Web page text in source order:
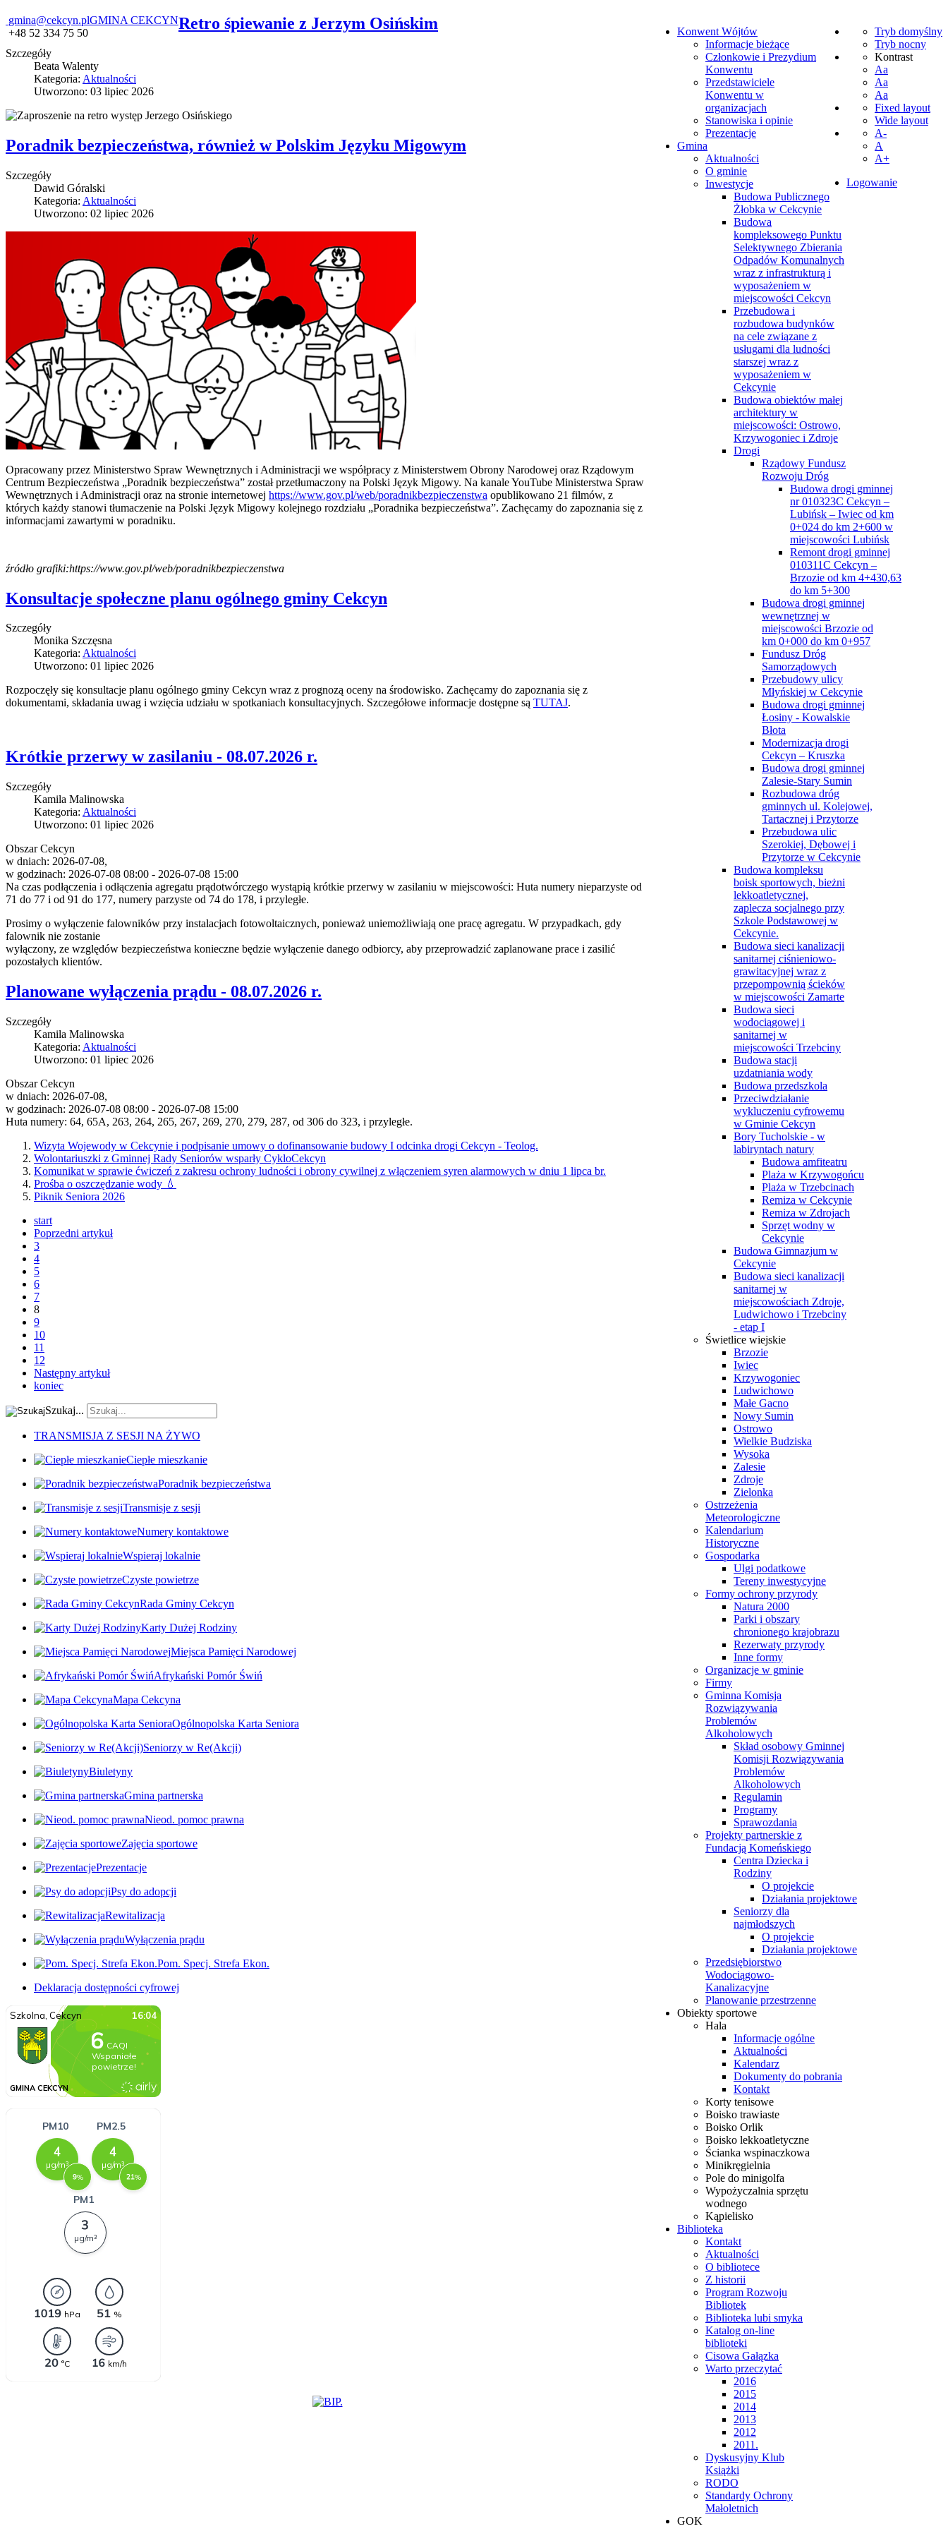
gmina@cekcyn.pl
+48 52 334 75 50
Tryb domyślny
Tryb nocny
Kontrast
Aa
Aa
Aa
Fixed layout
Wide layout
A-
A
A+
Logowanie
GMINA CEKCYN
Konwent Wójtów
Informacje bieżące
Członkowie i Prezydium
Konwentu
Przedstawiciele
Konwentu w
organizacjach
Stanowiska i opinie
Prezentacje
Gmina
Aktualności
O gminie
Inwestycje
Budowa Publicznego
Żłobka w Cekcynie
Budowa
kompleksowego Punktu
Selektywnego Zbierania
Odpadów Komunalnych
wraz z infrastrukturą i
wyposażeniem w
miejscowości Cekcyn
Przebudowa i
rozbudowa budynków
na cele związane z
usługami dla ludności
starszej wraz z
wyposażeniem w
Cekcynie
Budowa obiektów małej
architektury w
miejscowości: Ostrowo,
Krzywogoniec i Zdroje
Drogi
Rządowy Fundusz
Rozwoju Dróg
Budowa drogi gminnej
nr 010323C Cekcyn –
Lubińsk – Iwiec od km
0+024 do km 2+600 w
miejscowości Lubińsk
Remont drogi gminnej
010311C Cekcyn –
Brzozie od km 4+430,63
do km 5+300
Budowa drogi gminnej
wewnętrznej w
miejscowości Brzozie od
km 0+000 do km 0+957
Fundusz Dróg
Samorządowych
Przebudowy ulicy
Młyńskiej w Cekcynie
Budowa drogi gminnej
Łosiny - Kowalskie
Błota
Modernizacja drogi
Cekcyn – Kruszka
Budowa drogi gminnej
Zalesie-Stary Sumin
Rozbudowa dróg
gminnych ul. Kolejowej,
Tartacznej i Przytorze
Przebudowa ulic
Szerokiej, Dębowej i
Przytorze w Cekcynie
Budowa kompleksu
boisk sportowych, bieżni
lekkoatletycznej,
zaplecza socjalnego przy
Szkole Podstawowej w
Cekcynie.
Budowa sieci kanalizacji
sanitarnej ciśnieniowo-
grawitacyjnej wraz z
przepompownią ścieków
w miejscowości Zamarte
Budowa sieci
wodociągowej i
sanitarnej w
miejscowości Trzebciny
Budowa stacji
uzdatniania wody
Budowa przedszkola
Przeciwdziałanie
wykluczeniu cyfrowemu
w Gminie Cekcyn
Bory Tucholskie - w
labiryntach natury
Budowa amfiteatru
Plaża w Krzywogońcu
Plaża w Trzebcinach
Remiza w Cekcynie
Remiza w Zdrojach
Sprzęt wodny w
Cekcynie
Budowa Gimnazjum w
Cekcynie
Budowa sieci kanalizacji
sanitarnej w
miejscowościach Zdroje,
Ludwichowo i Trzebciny
- etap I
Świetlice wiejskie
Brzozie
Iwiec
Krzywogoniec
Ludwichowo
Małe Gacno
Nowy Sumin
Ostrowo
Wielkie Budziska
Wysoka
Zalesie
Zdroje
Zielonka
Ostrzeżenia
Meteorologiczne
Kalendarium
Historyczne
Gospodarka
Ulgi podatkowe
Tereny inwestycyjne
Formy ochrony przyrody
Natura 2000
Parki i obszary
chronionego krajobrazu
Rezerwaty przyrody
Inne formy
Organizacje w gminie
Firmy
Gminna Komisja
Rozwiązywania
Problemów
Alkoholowych
Skład osobowy Gminnej
Komisji Rozwiązywania
Problemów
Alkoholowych
Regulamin
Programy
Sprawozdania
Projekty partnerskie z
Fundacją Komeńskiego
Centra Dziecka i
Rodziny
O projekcie
Działania projektowe
Seniorzy dla
najmłodszych
O projekcie
Działania projektowe
Przedsiębiorstwo
Wodociągowo-
Kanalizacyjne
Planowanie przestrzenne
Obiekty sportowe
Hala
Informacje ogólne
Aktualności
Kalendarz
Dokumenty do pobrania
Kontakt
Korty tenisowe
Boisko trawiaste
Boisko Orlik
Boisko lekkoatletyczne
Ścianka wspinaczkowa
Minikręgielnia
Pole do minigolfa
Wypożyczalnia sprzętu
wodnego
Kąpielisko
Biblioteka
Kontakt
Aktualności
O bibliotece
Z historii
Program Rozwoju
Bibliotek
Biblioteka lubi smyka
Katalog on-line
biblioteki
Cisowa Gałązka
Warto przeczytać
2016
2015
2014
2013
2012
2011.
Dyskusyjny Klub
Książki
RODO
Standardy Ochrony
Małoletnich
GOK
Retro śpiewanie z Jerzym Osińskim
Szczegóły
Beata Walenty
Kategoria: Aktualności
Utworzono: 03 lipiec 2026
Poradnik bezpieczeństwa, również w Polskim Języku Migowym
Szczegóły
Dawid Góralski
Kategoria: Aktualności
Utworzono: 02 lipiec 2026
Opracowany przez Ministerstwo Spraw Wewnętrznych i Administracji we współpracy z Ministerstwem Obrony Narodowej oraz Rządowym
Centrum Bezpieczeństwa „Poradnik bezpieczeństwa” został przetłumaczony na Polski Język Migowy. Na kanale YouTube Ministerstwa Spraw
Wewnętrznych i Administracji oraz na stronie internetowej https://www.gov.pl/web/poradnikbezpieczenstwa opublikowano 21 filmów, z
których każdy stanowi tłumaczenie na Polski Język Migowy kolejnego rozdziału „Poradnika bezpieczeństwa”. Zachęcamy do zapoznania się z
informacjami zawartymi w poradniku.
źródło grafiki:https://www.gov.pl/web/poradnikbezpieczenstwa
Konsultacje społeczne planu ogólnego gminy Cekcyn
Szczegóły
Monika Szczęsna
Kategoria: Aktualności
Utworzono: 01 lipiec 2026
Rozpoczęły się konsultacje planu ogólnego gminy Cekcyn wraz z prognozą oceny na środowisko. Zachęcamy do zapoznania się z
dokumentami, składania uwag i wzięcia udziału w spotkaniach konsultacyjnych. Szczegółowe informacje dostępne są TUTAJ.
Krótkie przerwy w zasilaniu - 08.07.2026 r.
Szczegóły
Kamila Malinowska
Kategoria: Aktualności
Utworzono: 01 lipiec 2026
Obszar Cekcyn
w dniach: 2026-07-08,
w godzinach: 2026-07-08 08:00 - 2026-07-08 15:00
Na czas podłączenia i odłączenia agregatu prądotwórczego wystąpią krótkie przerwy w zasilaniu w miejscowości: Huta numery nieparzyste od
71 do 77 i od 91 do 177, numery parzyste od 74 do 178, i przyległe.
Prosimy o wyłączenie falowników przy instalacjach fotowoltaicznych, ponieważ uniemożliwiają one pracę agregatu. W przypadkach, gdy
falownik nie zostanie
wyłączony, ze względów bezpieczeństwa konieczne będzie wyłączenie danego odbiorcy, aby przeprowadzić zaplanowane prace i zasilić
pozostałych klientów.
Planowane wyłączenia prądu - 08.07.2026 r.
Szczegóły
Kamila Malinowska
Kategoria: Aktualności
Utworzono: 01 lipiec 2026
Obszar Cekcyn
w dniach: 2026-07-08,
w godzinach: 2026-07-08 08:00 - 2026-07-08 15:00
Huta numery: 64, 65A, 263, 264, 265, 267, 269, 270, 279, 287, od 306 do 323, i przyległe.
Wizyta Wojewody w Cekcynie i podpisanie umowy o dofinansowanie budowy I odcinka drogi Cekcyn - Teolog.
Wolontariuszki z Gminnej Rady Seniorów wsparły CykloCekcyn
Komunikat w sprawie ćwiczeń z zakresu ochrony ludności i obrony cywilnej z włączeniem syren alarmowych w dniu 1 lipca br.
Prośba o oszczędzanie wody 💧
Piknik Seniora 2026
start
Poprzedni artykuł
3
4
5
6
7
8
9
10
11
12
Następny artykuł
koniec
Szukaj...
TRANSMISJA Z SESJI NA ŻYWO
Ciepłe mieszkanie
Poradnik bezpieczeństwa
Transmisje z sesji
Numery kontaktowe
Wspieraj lokalnie
Czyste powietrze
Rada Gminy Cekcyn
Karty Dużej Rodziny
Miejsca Pamięci Narodowej
Afrykański Pomór Świń
Mapa Cekcyna
Ogólnopolska Karta Seniora
Seniorzy w Re(Akcji)
Biuletyny
Gmina partnerska
Nieod. pomoc prawna
Zajęcia sportowe
Prezentacje
Psy do adopcji
Rewitalizacja
Wyłączenia prądu
Pom. Specj. Strefa Ekon.
Deklaracja dostępności cyfrowej